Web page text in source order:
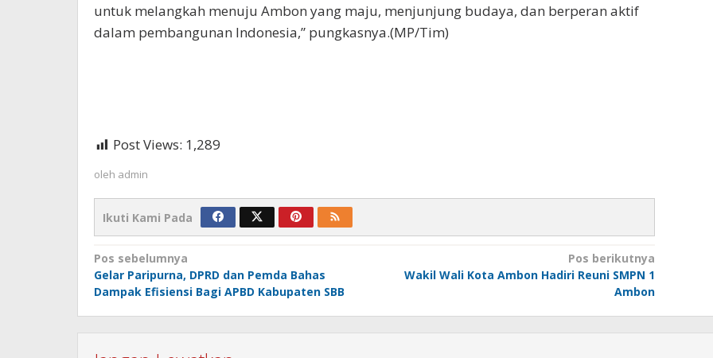
untuk melangkah menuju Ambon yang maju, menjunjung budaya, dan berperan aktif
dalam pembangunan Indonesia,” pungkasnya.(MP/Tim)
Post Views: 1,289
oleh admin
Ikuti Kami Pada
Navigasi
pos
Pos sebelumnya
Gelar Paripurna, DPRD dan Pemda Bahas
Dampak Efisiensi Bagi APBD Kabupaten SBB
Pos berikutnya
Wakil Wali Kota Ambon Hadiri Reuni SMPN 1
Ambon